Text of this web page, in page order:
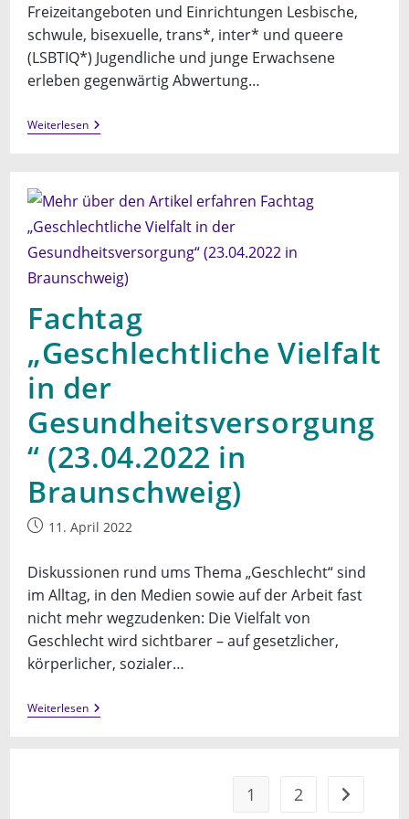
Freizeitangeboten und Einrichtungen Lesbische,
schwule, bisexuelle, trans*, inter* und queere
(LSBTIQ*) Jugendliche und junge Erwachsene
erleben gegenwärtig Abwertung…
WeiterlesenFachtag:
Jugendhilfe
Fachtag
„Geschlechtliche Vielfalt
in der
Gesundheitsversorgung
“ (23.04.2022 in
Braunschweig)
Beitrag11. April 2022
Diskussionen rund ums Thema „Geschlecht“ sind
im Alltag, in den Medien sowie auf der Arbeit fast
nicht mehr wegzudenken: Die Vielfalt von
Geschlecht wird sichtbarer – auf gesetzlicher,
körperlicher, sozialer…
WeiterlesenFachtag
„Geschlechtliche
1 2 Gehe zur